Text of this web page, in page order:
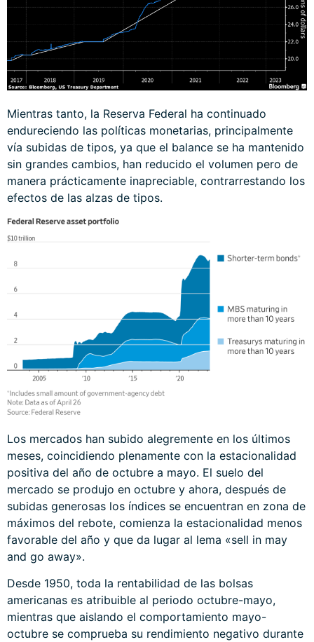
Mientras tanto, la Reserva Federal ha continuado
endureciendo las políticas monetarias, principalmente
vía subidas de tipos, ya que el balance se ha mantenido
sin grandes cambios, han reducido el volumen pero de
manera prácticamente inapreciable, contrarrestando los
efectos de las alzas de tipos.
Los mercados han subido alegremente en los últimos
meses, coincidiendo plenamente con la estacionalidad
positiva del año de octubre a mayo. El suelo del
mercado se produjo en octubre y ahora, después de
subidas generosas los índices se encuentran en zona de
máximos del rebote, comienza la estacionalidad menos
favorable del año y que da lugar al lema «sell in may
and go away».
Desde 1950, toda la rentabilidad de las bolsas
americanas es atribuible al periodo octubre-mayo,
mientras que aislando el comportamiento mayo-
octubre se comprueba su rendimiento negativo durante